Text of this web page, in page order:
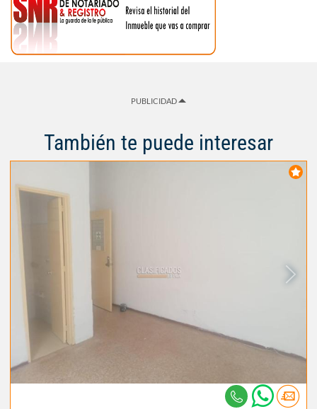
PUBLICIDAD
También te puede interesar